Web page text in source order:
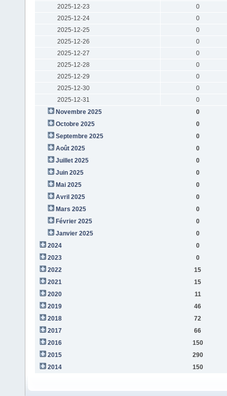
2025-12-23
0
2025-12-24
0
2025-12-25
0
2025-12-26
0
2025-12-27
0
2025-12-28
0
2025-12-29
0
2025-12-30
0
2025-12-31
0
Novembre 2025
0
Octobre 2025
0
Septembre 2025
0
Août 2025
0
Juillet 2025
0
Juin 2025
0
Mai 2025
0
Avril 2025
0
Mars 2025
0
Février 2025
0
Janvier 2025
0
2024
0
2023
0
2022
15
2021
15
2020
11
2019
46
2018
72
2017
66
2016
150
2015
290
2014
150